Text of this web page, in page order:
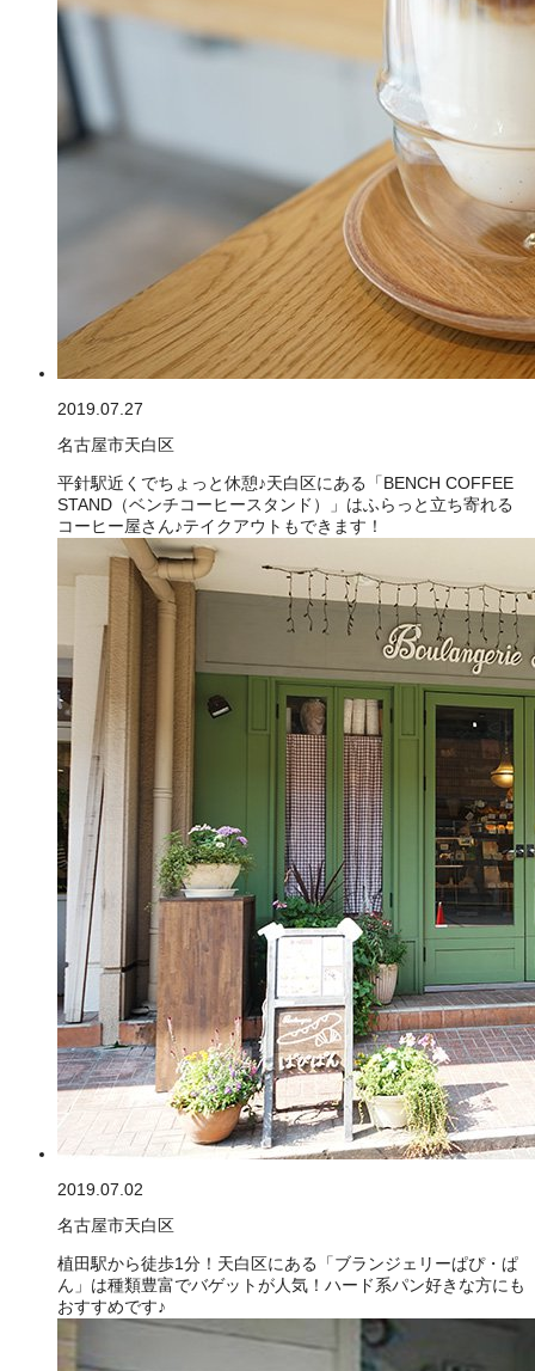
2019.07.27
名古屋市天白区
平針駅近くでちょっと休憩♪天白区にある「BENCH COFFEE
STAND（ベンチコーヒースタンド）」はふらっと立ち寄れる
コーヒー屋さん♪テイクアウトもできます！
2019.07.02
名古屋市天白区
植田駅から徒歩1分！天白区にある「ブランジェリーぱぴ・ぱ
ん」は種類豊富でバゲットが人気！ハード系パン好きな方にも
おすすめです♪